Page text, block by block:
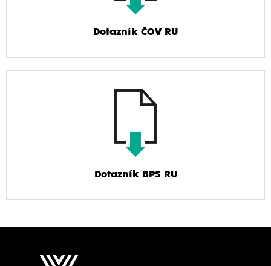
Dotazník ČOV RU
Dotazník BPS RU